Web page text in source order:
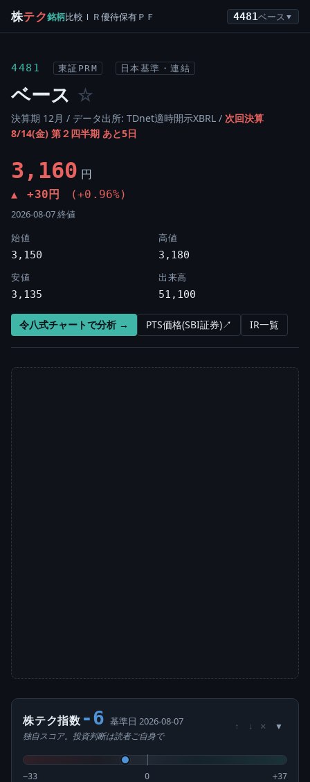
株テク銘柄比較 ＩＲ優待保有ＰＦ 4481ベース ▼
4481 東証PRM 日本基準・連結
ベース ☆
決算期 12月 / データ出所: TDnet適時開示XBRL / 次回決算
8/14(金) 第２四半期 あと5日
3,160 円
▲ +30円 (+0.96%)
2026-08-07 終値
始値
3,150
高値
3,180
安値
3,135
出来高
51,100
令八式チャートで分析 → PTS価格(SBI証券)↗ IR一覧
株テク指数 -6 基準日 2026-08-07
独自スコア。投資判断は読者ご自身で
↑ ↓ ×
−33 0 +37